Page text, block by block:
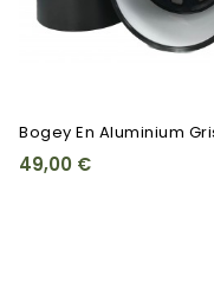
49,00 €